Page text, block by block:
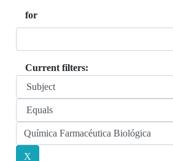
for
Current filters: